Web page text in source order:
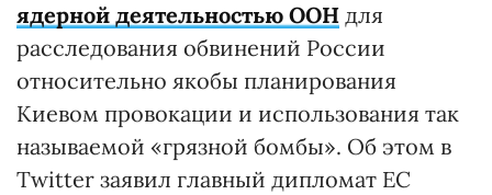
ядерной деятельностью ООН для
расследования обвинений России
относительно якобы планирования
Киевом провокации и использования так
называемой «грязной бомбы». Об этом в
Twitter заявил главный дипломат ЕС